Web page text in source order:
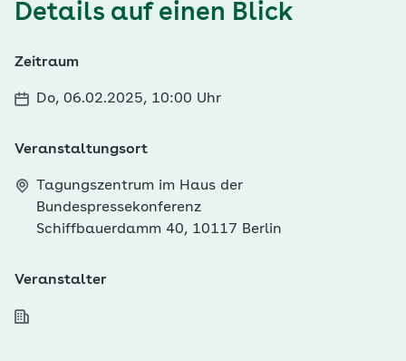
Details auf einen Blick
Zeitraum
Do, 06.02.2025, 10:00 Uhr
Veranstaltungsort
Tagungszentrum im Haus der
Bundespressekonferenz
Schiffbauerdamm 40, 10117 Berlin
Veranstalter